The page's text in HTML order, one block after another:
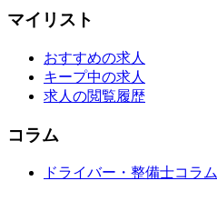
マイリスト
おすすめの求人
キープ中の求人
求人の閲覧履歴
コラム
ドライバー・整備士コラム